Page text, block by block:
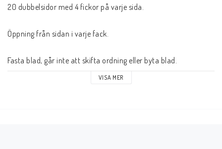
Betala enkelt i förskott till konto i Nordea eller med Swish.
20 dubbelsidor med 4 fickor på varje sida.
Öppning från sidan i varje fack.
Fasta blad, går inte att skifta ordning eller byta blad.
VISA MER